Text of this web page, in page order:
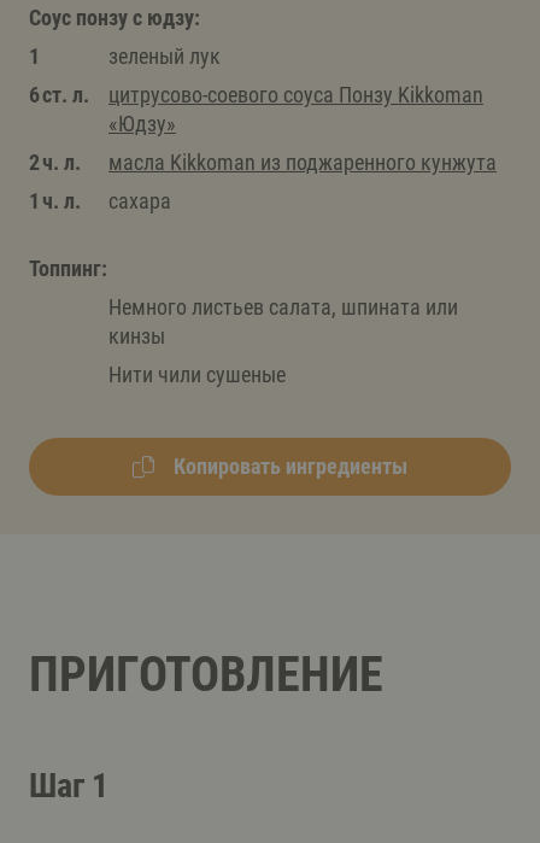
Соус понзу с юдзу:
1
зеленый лук
6 ст. л.
цитрусово-соевого соуса Понзу Kikkoman
«Юдзу»
2 ч. л.
масла Kikkoman из поджаренного кунжута
1 ч. л.
сахара
Топпинг:
Немного листьев салата, шпината или
кинзы
Нити чили сушеные
Копировать ингредиенты
ПРИГОТОВЛЕНИЕ
Шаг 1